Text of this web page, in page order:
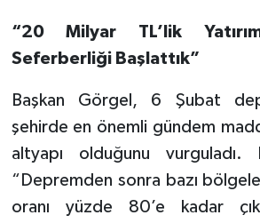
“20 Milyar TL’lik
Seferberliği Başlattık”
Başkan Görgel, 6 Şubat
şehirde en önemli gündem
altyapı olduğunu vurguladı.
“Depremden sonra bazı
oranı yüzde 80’e kadar